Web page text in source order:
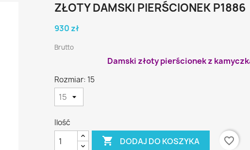
ZŁOTY DAMSKI PIERŚCIONEK P1886
930 zł
Brutto
Damski złoty pierścionek z
Rozmiar: 15
Ilość
 DODAJ DO KOSZYKA
favorite_border